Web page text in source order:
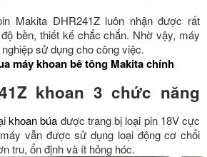
Makita DHR241Z luôn nhận được rất
bền, thiết kế chắc chắn. Nhờ vậy, máy
sử dụng cho công việc.
máy khoan bê tông Makita chính
khoan 3 chức năng
khoan búa được trang bị loại pin 18V cực
vẫn được sử dụng loại động cơ chổi
tru, ổn định và ít hỏng hóc.